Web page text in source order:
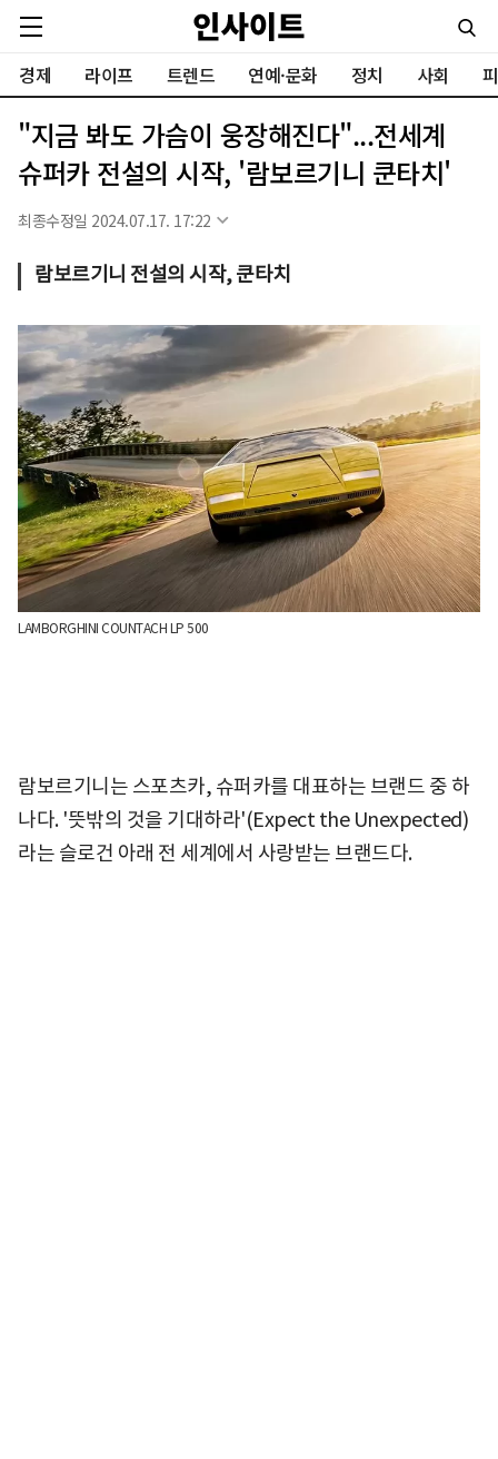
경제 라이프 트렌드 연예·문화 정치 사회
"지금 봐도 가슴이 웅장해진다"...전세계
슈퍼카 전설의 시작, '람보르기니 쿤타치'
최종수정일 2024.07.17. 17:22
람보르기니 전설의 시작, 쿤타치
LAMBORGHINI COUNTACH LP 500
람보르기니는 스포츠카, 슈퍼카를 대표하는 브랜드 중 하
나다. '뜻밖의 것을 기대하라'(Expect the Unexpected)
라는 슬로건 아래 전 세계에서 사랑받는 브랜드다.